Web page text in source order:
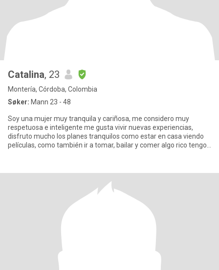
Catalina, 23
Montería, Córdoba, Colombia
Søker: Mann 23 - 48
Soy una mujer muy tranquila y cariñosa, me considero muy
respetuosa e inteligente me gusta vivir nuevas experiencias,
disfruto mucho los planes tranquilos como estar en casa viendo
películas, como también ir a tomar, bailar y comer algo rico tengo